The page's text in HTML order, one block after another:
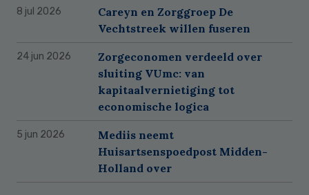
8 jul 2026
Careyn en Zorggroep De
Vechtstreek willen fuseren
24 jun 2026
Zorgeconomen verdeeld over
sluiting VUmc: van
kapitaalvernietiging tot
economische logica
5 jun 2026
Mediis neemt
Huisartsenspoedpost Midden-
Holland over